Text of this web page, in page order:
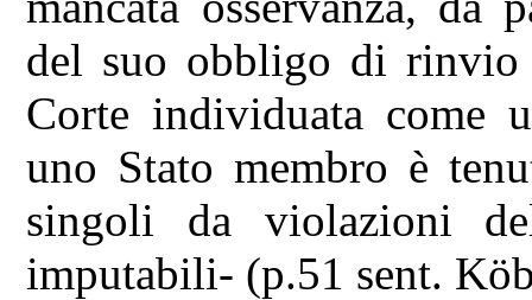
del suo obbligo di rinvio
Corte individuata come
uno Stato membro è
singoli da violazioni
imputabili- (p.51 sent.